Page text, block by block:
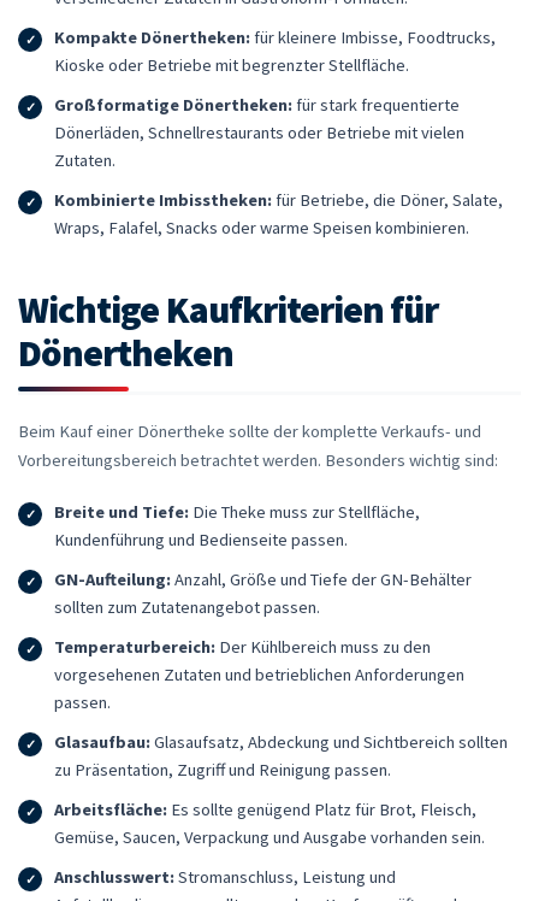
Kompakte Dönertheken:für kleinere Imbisse, Foodtrucks,
Kioske oder Betriebe mit begrenzter Stellfläche.
Großformatige Dönertheken:für stark frequentierte
Dönerläden, Schnellrestaurants oder Betriebe mit vielen
Zutaten.
Kombinierte Imbisstheken:für Betriebe, die Döner, Salate,
Wraps, Falafel, Snacks oder warme Speisen kombinieren.
Wichtige Kaufkriterien für
Dönertheken
Beim Kauf einer Dönertheke sollte der komplette Verkaufs- und
Vorbereitungsbereich betrachtet werden. Besonders wichtig sind:
Breite und Tiefe: Die Theke muss zur Stellfläche,
Kundenführung und Bedienseite passen.
GN-Aufteilung:Anzahl, Größe und Tiefe der GN-Behälter
sollten zum Zutatenangebot passen.
Temperaturbereich: Der Kühlbereich muss zu den
vorgesehenen Zutaten und betrieblichen Anforderungen
passen.
Glasaufbau:Glasaufsatz, Abdeckung und Sichtbereich sollten
zu Präsentation, Zugriff und Reinigung passen.
Arbeitsfläche: Es sollte genügend Platz für Brot, Fleisch,
Gemüse, Saucen, Verpackung und Ausgabe vorhanden sein.
Anschlusswert:Stromanschluss, Leistung und